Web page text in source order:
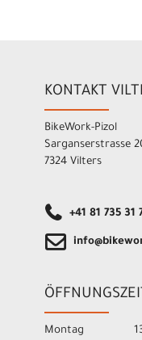
KONTAKT
BikeWork-Pizol
Sarganserstrasse
7324 Vilters
+41 81 735 31
Montag